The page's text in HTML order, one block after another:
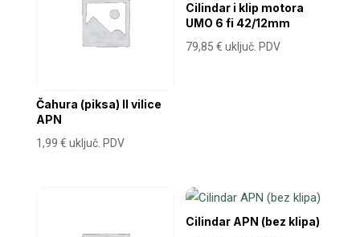
Čahura (piksa) II vilice
APN
1,99 € uključ. PDV
Cilindar i klip motora
UMO 6 fi 42/12mm
79,85€ uključ. PDV
Cilindar APN (bez klipa)